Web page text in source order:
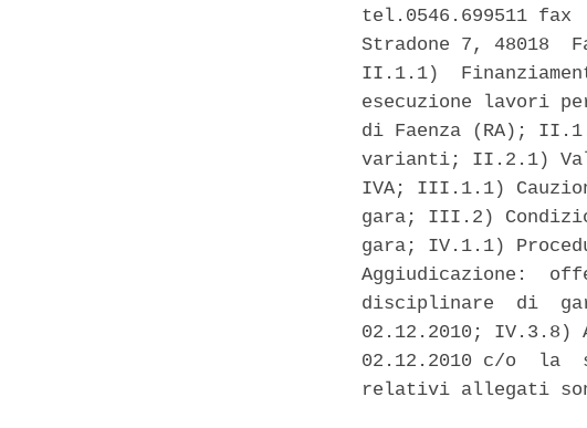
tel.0546.699511
Stradone 7, 48018
II.1.1)
esecuzione lavori
di Faenza (RA);
varianti; II.2.1)
IVA; III.1.1)
gara; III.2)
gara; IV.1.1)
Aggiudicazione:
disciplinare  di
02.12.2010; IV.3.8)
02.12.2010 c/o  la
relativi allegati